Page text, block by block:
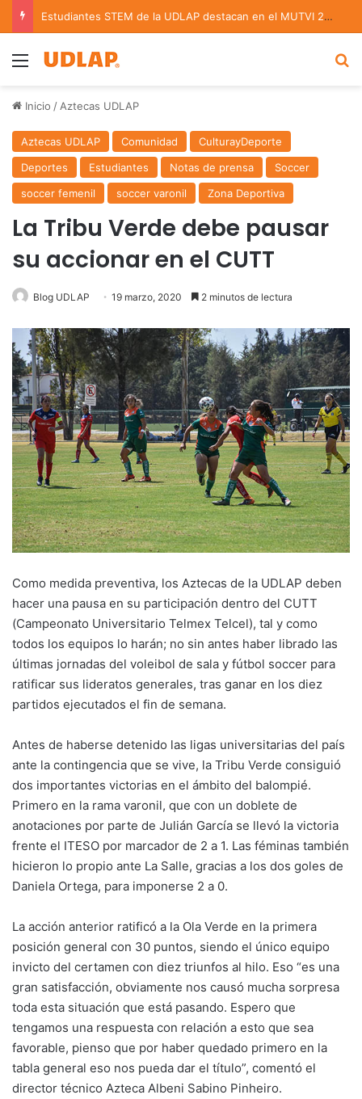
Estudiantes STEM de la UDLAP destacan en el MUTVI 2026
Menu
Inicio / Aztecas UDLAP
Aztecas UDLAP Comunidad
CulturayDeporte
Deportes
Estudiantes Notas de prensa
Soccer
soccer femenil
soccer varonil Zona Deportiva
La Tribu Verde debe pausar
su accionar en el CUTT
Blog UDLAP 19 marzo, 2020 2 minutos de lectura
Como medida preventiva, los Aztecas de la UDLAP deben
hacer una pausa en su participación dentro del CUTT
(Campeonato Universitario Telmex Telcel), tal y como
todos los equipos lo harán; no sin antes haber librado las
últimas jornadas del voleibol de sala y fútbol soccer para
ratificar sus lideratos generales, tras ganar en los diez
partidos ejecutados el fin de semana.
Antes de haberse detenido las ligas universitarias del país
ante la contingencia que se vive, la Tribu Verde consiguió
dos importantes victorias en el ámbito del balompié.
Primero en la rama varonil, que con un doblete de
anotaciones por parte de Julián García se llevó la victoria
frente el ITESO por marcador de 2 a 1. Las féminas también
hicieron lo propio ante La Salle, gracias a los dos goles de
Daniela Ortega, para imponerse 2 a 0.
La acción anterior ratificó a la Ola Verde en la primera
posición general con 30 puntos, siendo el único equipo
invicto del certamen con diez triunfos al hilo. Eso “es una
gran satisfacción, obviamente nos causó mucha sorpresa
toda esta situación que está pasando. Espero que
tengamos una respuesta con relación a esto que sea
favorable, pienso que por haber quedado primero en la
tabla general eso nos pueda dar el título”, comentó el
director técnico Azteca Albeni Sabino Pinheiro.